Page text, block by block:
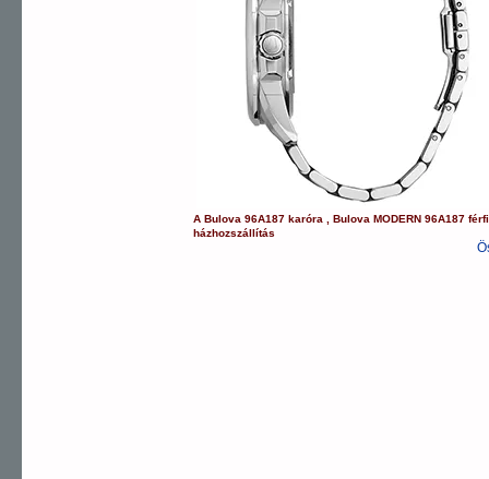
ABulova 96A187 karóra ,Bulova MODERN 96A187
házhozszállítás